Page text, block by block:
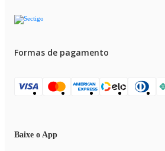
Formas de pagamento
Baixe o App